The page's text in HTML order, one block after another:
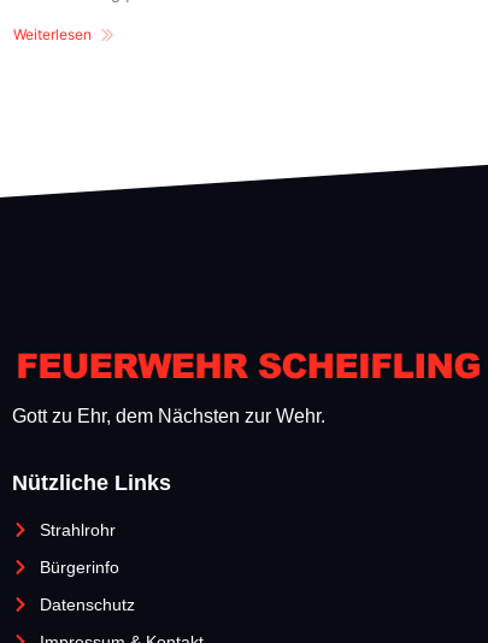
Weiterlesen
Gott zu Ehr, dem Nächsten zur Wehr.
Nützliche Links
Strahlrohr
Bürgerinfo
Datenschutz